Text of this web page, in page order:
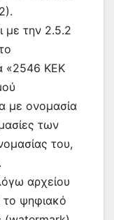
με την 2.5.2
«2546 ΚΕΚ
με ονομασία
των
του,
αρχείου
το ψηφιακό